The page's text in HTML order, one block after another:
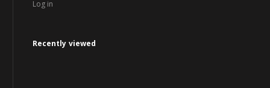
Log in
Recently viewed